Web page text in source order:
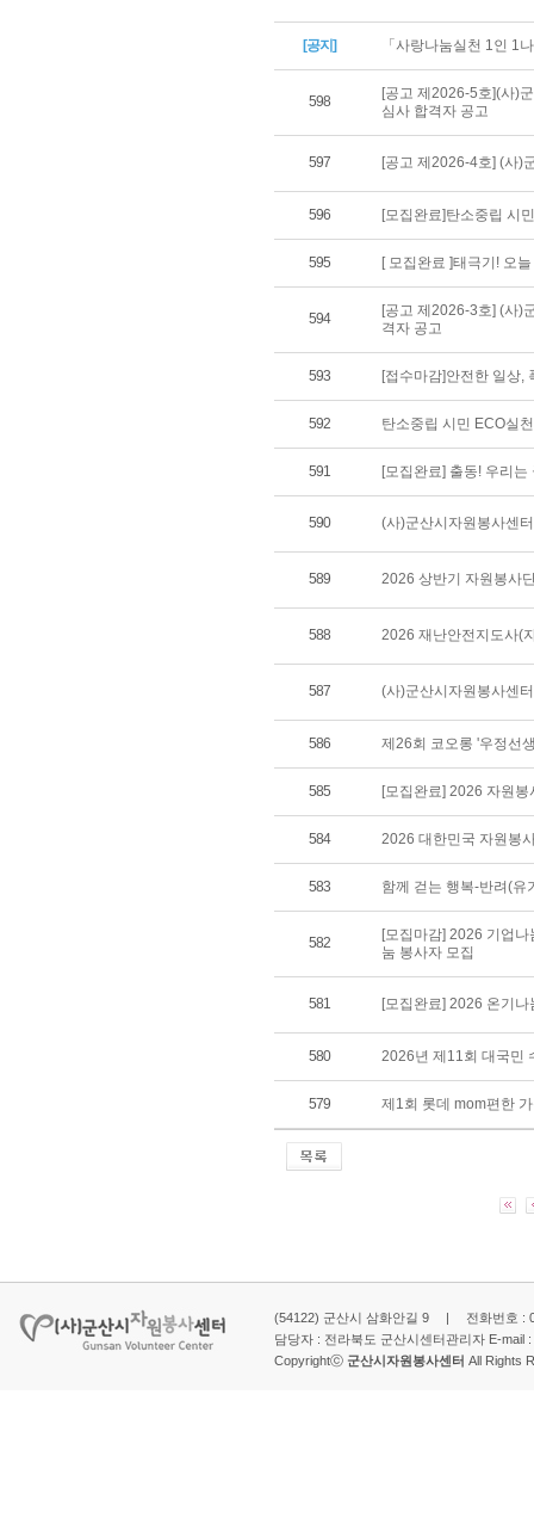
[공지] 「사랑나눔실천 1인 1
598
[공고 제2026-5호](사)
심사 합격자 공고
597 [공고 제2026-4호] (사)
596 [모집완료]탄소중립 시
595 [ 모집완료 ]태극기! 오
594
[공고 제2026-3호] (사)
격자 공고
593 [접수마감]안전한 일상,
592 탄소중립 시민 ECO실
591 [모집완료] 출동! 우리
590 (사)군산시자원봉사센
589 2026 상반기 자원봉사
588 2026 재난안전지도사(
587 (사)군산시자원봉사센
586 제26회 코오롱 '우정선
585 [모집완료] 2026 자원
584 2026 대한민국 자원봉
583 함께 걷는 행복-반려(유
582
[모집마감] 2026 기업
눔 봉사자 모집
581 [모집완료] 2026 온기
580 2026년 제11회 대국민
579 제1회 롯데 mom편한
(54122) 군산시 삼화안길 9 | 전화번호 :
담당자 : 전라북도 군산시센터관리자 E-mail :
Copyrightⓒ 군산시자원봉사센터 All Rights